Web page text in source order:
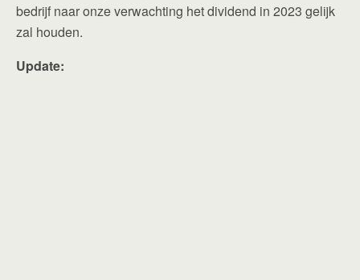
bedrijf naar onze verwachting het dividend in 2023 gelijk
zal houden.
Update: